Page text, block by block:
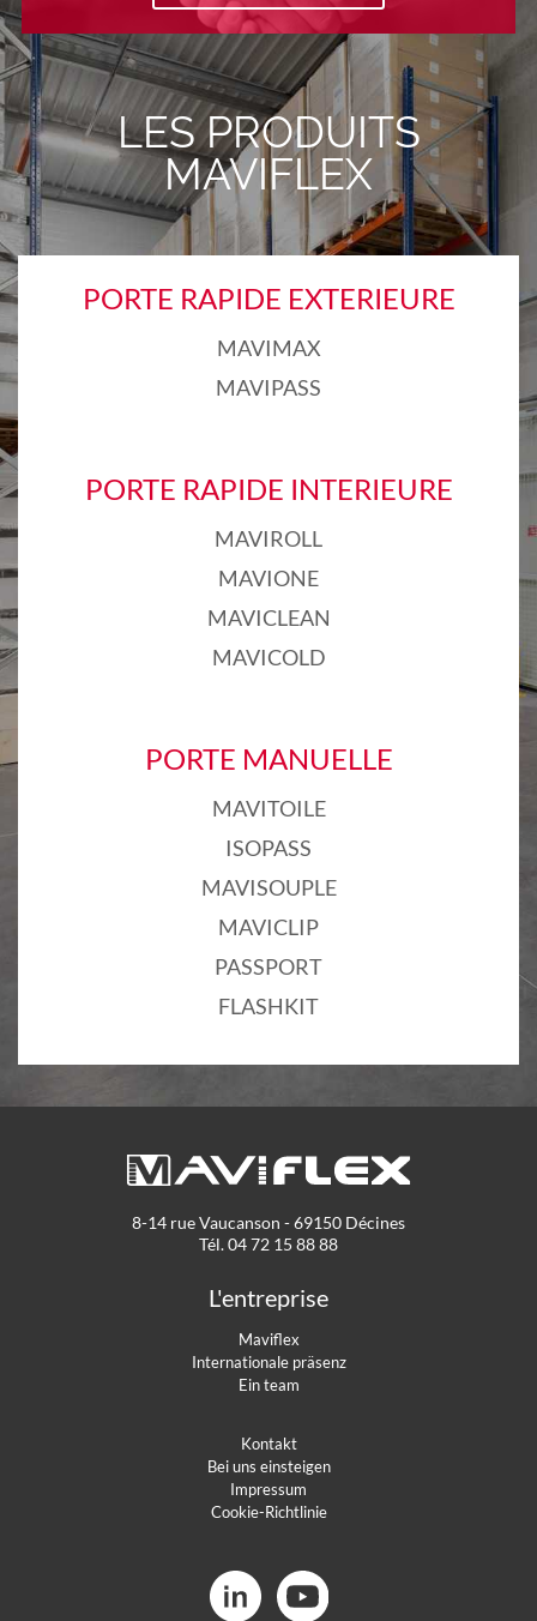
LES PRODUITS
MAVIFLEX
PORTE RAPIDE EXTERIEURE
MAVIMAX
MAVIPASS
PORTE RAPIDE INTERIEURE
MAVIROLL
MAVIONE
MAVICLEAN
MAVICOLD
PORTE MANUELLE
MAVITOILE
ISOPASS
MAVISOUPLE
MAVICLIP
PASSPORT
FLASHKIT
8-14 rue Vaucanson - 69150 Décines
Tél. 04 72 15 88 88
L'entreprise
Maviflex
Internationale präsenz
Ein team
Kontakt
Bei uns einsteigen
Impressum
Cookie-Richtlinie